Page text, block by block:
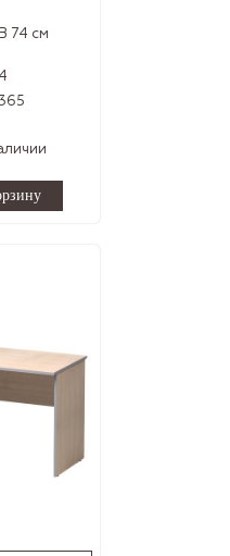
74 см